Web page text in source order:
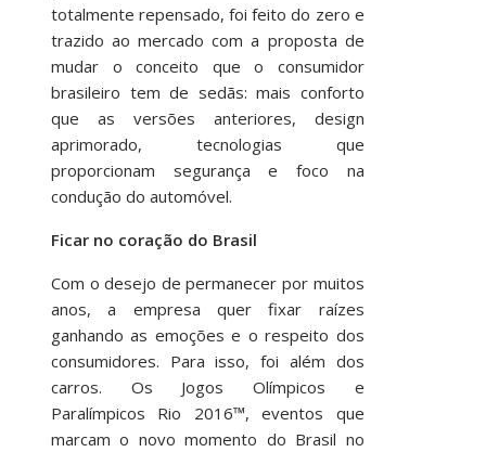
totalmente repensado, foi feito do zero e
trazido ao mercado com a proposta de
mudar o conceito que o consumidor
brasileiro tem de sedãs: mais conforto
que as versões anteriores, design
aprimorado, tecnologias que
proporcionam segurança e foco na
condução do automóvel.
Ficar no coração do Brasil
Com o desejo de permanecer por muitos
anos, a empresa quer fixar raízes
ganhando as emoções e o respeito dos
consumidores. Para isso, foi além dos
carros. Os Jogos Olímpicos e
Paralímpicos Rio 2016™, eventos que
marcam o novo momento do Brasil no